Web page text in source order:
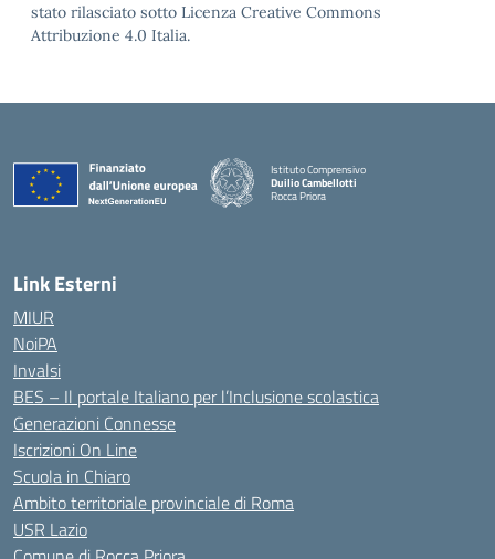
stato rilasciato sotto Licenza Creative Commons
Attribuzione 4.0 Italia.
Istituto Comprensivo
Duilio Cambellotti
Rocca Priora
Link Esterni
MIUR
NoiPA
Invalsi
BES – Il portale Italiano per l’Inclusione scolastica
Generazioni Connesse
Iscrizioni On Line
Scuola in Chiaro
Ambito territoriale provinciale di Roma
USR Lazio